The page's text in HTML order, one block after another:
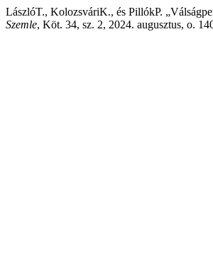
LászlóT., KolozsváriK., és PillókP.
Szemle, Köt. 34, sz. 2, 2024. augusztus, o.